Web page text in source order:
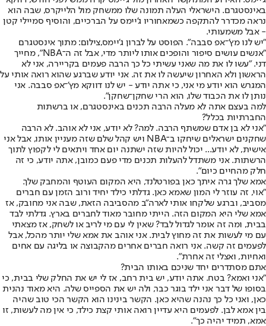
באינסטגרם. הישראלי העלה תמונה שלו ממשחק מול הלייקרס, שבה הוא
נראה מכדרר להתקפה כשמאחוריו ג'יימס על הברכיים, והוסיף סמיילי קטן
- אבל משמעותי.
"יש לנו מץ'־אפ סבבה". הפוסט על לברון ג'יימס,צילום: מתוך אינסטגרם
"אנשים עושים סיפור והופכים אותו ליותר מדי, אבל זה ה־NBA", מחייך
דני. "עשו לו את מה שאני עשיתי כל כך הרבה פעמים בקריירה, אני לא
הראשון ולא האחרון שיעשה לו את זה. אני יודע שברגע שהוא רואה אותי על
המגרש הוא יודע מי אני, כי אתה יודע - יש לנו דווקא מץ'־אפ סבבה. אני
נותן לו את הכבוד שלו, הוא הרי שחקן־שחקן".
למה בעצם אתה לא מעלה הרבה תכנים באינסטגרם, או ברשתות
החברתיות בכלל?
"אני לא בן אדם שמשתף הרבה. למה? לא יודע, אני לא אוהב. לא הרבה
שחקנים ישראלים שיחקו ב־NBA ויש קהל שלם שזה מעניין אותו, אבל אני
אישית, לא יודע... יכול להיות שזה ישתנה יום אחד ויתאים לי לקפוץ לתוך
הרשתות. אני משתדל להעלות תכנים מדי פעם כמובן, אתה יודע, כי זה
חלק מהחיים כיום".
אמא שלך גרה איתך כאן בפורטלנד, היא המקום העוטף והמחבק שלך.
"אוי, זה עוזר לי המון שאמא כאן. גדלתי כילד יחיד ורוב הזמן עם חברים
מסביב, וברגע שלקחו אותי לארה"ב מהסביבה הזאת, שבה אני מחובק, אז
אמא שלי היא המקום הזה. הייתי מחובר מאוד לחברים בארץ. גדלתי לבד
בבית, ומה זה אומר לגדול לבד? שאין לי עם מי לריב או לשחק, אז מצאתי
עם מי לעשות את זה מחוץ לבית. אני אוהב את אמא שלי יותר מהכל, אבל
לפעמים זה קשה. אני רואה חברים אחרים מהקבוצה או בליגה עם אחים
ואחיות, ואצלי זה אחרת".
אתם מסתדרים יחד שניכם באותו הבית?
"אני ואמא? בטח. אתה יודע, יש בית רחב, אז לי יש את החלק שלי בבית, כי
בסופו של דבר אני ילד בוגר כבר, ולה יש את הספייס שלה. היא מאוד נהנית
כאן, ואני כל כך נהנה שהיא כאן. הקשר בינינו הוא הקשר הכי טוב שהיה
בין אמא לבן. לפעמים היא עדיין רואה אותי קצת כילד, כי אין מה לעשות, זו
אמא, תמיד יהיה כך".